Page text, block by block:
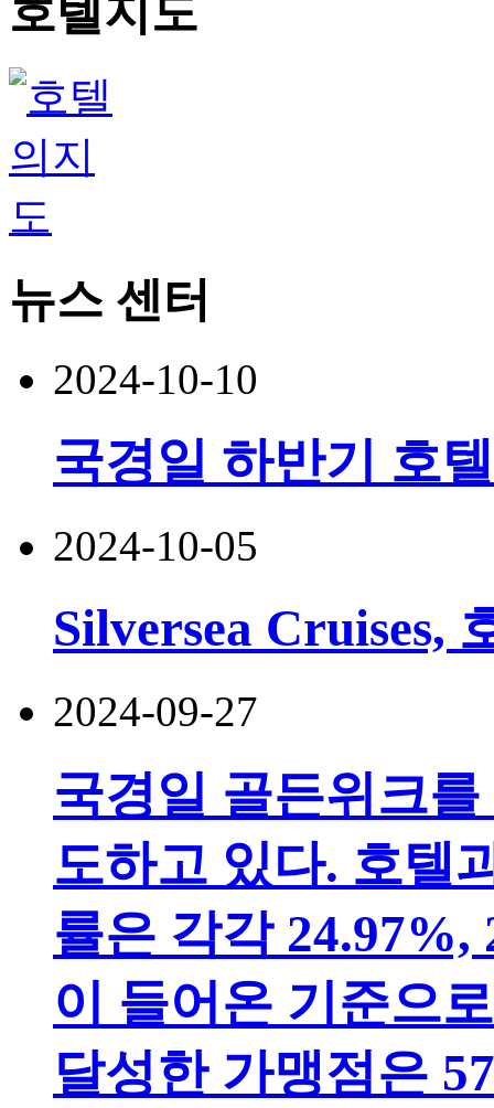
호텔지도
뉴스 센터
2024-10-10
국경일 하반기 호
2024-10-05
Silversea Cruises,
2024-09-27
국경일 골든위크
도하고 있다. 호텔
률은 각각 24.97%,
이 들어온 기준으
달성한 가맹점은